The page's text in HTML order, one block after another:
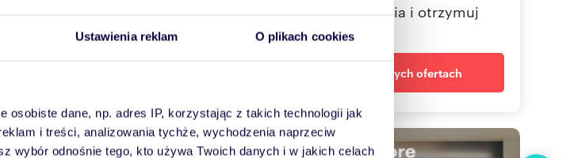
Ustawienia reklam O plikach cookies
osobiste dane, np. adres IP, korzystając z takich technologii jak
i treści, analizowania tychże, wychodzenia naprzeciw
wybór odnośnie tego, kto używa Twoich danych i w jakich celach
Określ swoje oczekiwania i otrzymuj
dopasowane oferty
Powiadom o nowych ofertach